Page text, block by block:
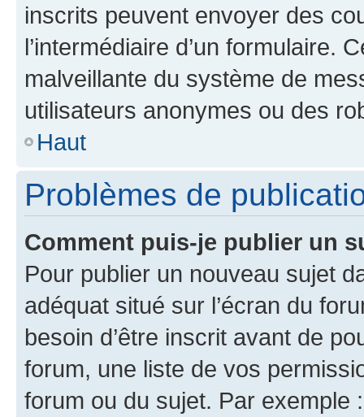
inscrits peuvent envoyer des
l’intermédiaire d’un formulaire.
malveillante du système de
utilisateurs anonymes ou des
Haut
Problèmes de
Comment puis-je publier un
Pour publier un nouveau sujet
adéquat situé sur l’écran du
besoin d’être inscrit avant de
forum, une liste de vos
forum ou du sujet. Par exemple